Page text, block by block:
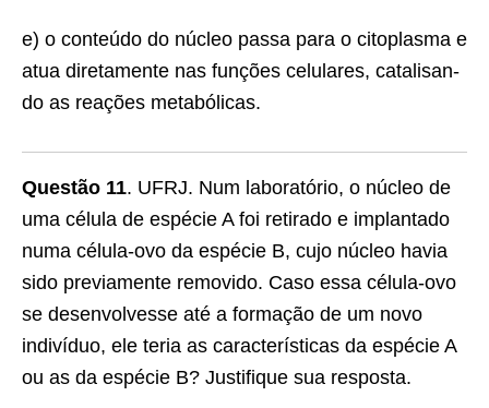
e) o conteúdo do núcleo passa para o citoplasma e
atua diretamente nas funções celulares, catalisan­
do as reações metabólicas.
Questão 11. UFRJ. Num laboratório, o núcleo de
uma célula de espécie A foi retirado e implantado
numa célula-ovo da espécie B, cujo núcleo havia
sido previamente removido. Caso essa célula-ovo
se desenvolvesse até a formação de um novo
indivíduo, ele teria as características da es­pécie A
ou as da espécie B? Justifique sua resposta.